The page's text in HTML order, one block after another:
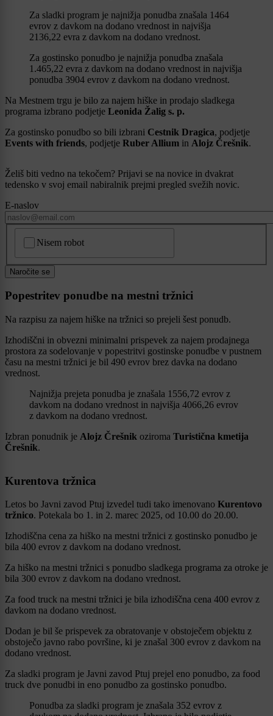
Za sladki program je najnižja ponudba znašala 1464
evrov z davkom na dodano vrednost in najvišja
2136,22 evra z davkom na dodano vrednost.
Za gostinsko ponudbo je najnižja ponudba znašala
1.465,22 evra z davkom na dodano vrednost in najvišja
ponudba 3904 evrov z davkom na dodano vrednost.
Na Mestnem trgu je bilo za najem hiške in prodajo sladkega
programa izbrano podjetje Leonida Žalig s. p.
Za gostinsko ponudbo so bili izbrani Cestnik Dragica, podjetje
Events with friends, podjetje Ruber Allium in Alojz Črešnik.
Želiš biti vedno na tekočem? Prijavi se na novice in dvakrat
tedensko v svoj email nabiralnik prejmi pregled svežih novic.
E-naslov
Nisem robot
Naročite se
Popestritev ponudbe na mestni tržnici
Na razpisu za najem hiške na tržnici so prejeli šest ponudb.
Izhodiščni in obvezni minimalni prispevek za najem prodajnega
prostora za sodelovanje v popestritvi gostinske ponudbe v pustnem
času na mestni tržnici je bil 490 evrov brez davka na dodano
vrednost.
Najnižja prejeta ponudba je znašala 1556,72 evrov z
davkom na dodano vrednost in najvišja 4066,26 evrov
z davkom na dodano vrednost.
Izbran ponudnik je Alojz Črešnik oziroma Turistična kmetija
Črešnik.
Kurentova tržnica
Letos bo Javni zavod Ptuj izvedel tudi tako imenovano Kurentovo
tržnico. Potekala bo 1. in 2. marec 2025, od 10.00 do 20.00.
Izhodiščna cena za hiško na mestni tržnici z gostinsko ponudbo je
bila 400 evrov z davkom na dodano vrednost.
Za hiško na mestni tržnici s ponudbo sladkega programa za otroke je
bila 300 evrov z davkom na dodano vrednost.
Za food truck na mestni tržnici je bila izhodiščna cena 400 evrov z
davkom na dodano vrednost.
Dodan je bil še prispevek za obratovanje v obstoječem objektu z
obstoječo javno rabo površine, ki je znašal 300 evrov z davkom na
dodano vrednost.
Za sladki program je Javni zavod Ptuj prejel eno ponudbo, za food
truck dve ponudbi in eno ponudbo za gostinsko ponudbo.
Ponudba za sladki program je znašala 352 evrov z